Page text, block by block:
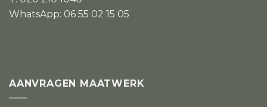
WhatsApp: 06 55 02 15 05
AANVRAGEN MAATWERK